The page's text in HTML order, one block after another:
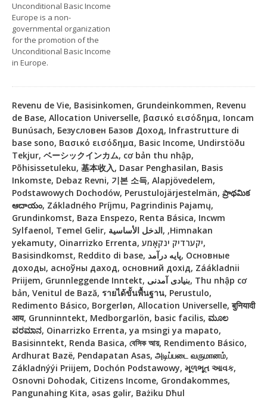
Unconditional Basic Income
Europe is a non-
governmental organization
for the promotion of the
Unconditional Basic Income
in Europe.
Revenu de Vie, Basisinkomen, Grundeinkommen, Revenu
de Base, Allocation Universelle, βασικό εισόδημα, Ioncam
Bunúsach, Безусловен Базов Доход, Infrastrutture di
base sono, Βασικό εισόδημα, Basic Income, Undirstöðu
Tekjur, ベーシックインカム, cơ bản thu nhập,
Põhisissetuleku, 基本收入, Dasar Penghasilan, Basis
Inkomste, Debaz Revni, 기본 소득, Alapjövedelem,
Podstawowych Dochodów, Perustulojärjestelmän, ప్రాథమిక
ఆదాయం, Základného Príjmu, Pagrindinis Pajamų,
Grundinkomst, Baza Enspezo, Renta Básica, Incwm
Sylfaenol, Temel Gelir, الدخل الأساسية, ,Himnakan
yekamuty, Oinarrizko Errenta, יקערדיק ינקאָמע,
Basisindkomst, Reddito di base, پایه درآمد, Основные
доходы, асноўны даход, основний дохід, Záákladnii
Priijem, Grunnleggende Inntekt, بنیادی آمدنی, Thu nhập cơ
bản, Venitul de Bază, รายได้ขั้นพื้นฐาน, Perustulo,
Redimento Básico, Borgerløn, Allocation Universelle, बुनियादी
आय, Grunninntekt, Medborgarlön, basic facilis, ಮೂಲ
ವರಮಾನ, Oinarrizko Errenta, ya msingi ya mapato,
Basisinntekt, Renda Basica, বেসিক আয়, Rendimento Básico,
Ardhurat Bazë, Pendapatan Asas, அடிப்படை வருமானம்,
Základnýýi Priijem, Dochón Podstawowy, મૂળભૂત આવક,
Osnovni Dohodak, Citizens Income, Grondakommes,
Pangunahing Kita, əsas gəlir, Bażiku Dħul